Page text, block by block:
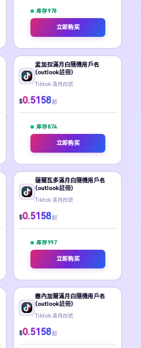
库存 978
立即购买
孟加拉滿月白隨機用戶名
(outlook註冊)
Tiktok 滿月白號
$0.5158 起
库存 874
立即购买
薩爾瓦多滿月白隨機用戶名
(outlook註冊)
Tiktok 滿月白號
$0.5158 起
库存 997
立即购买
塞內加爾滿月白隨機用戶名
(outlook註冊)
Tiktok 滿月白號
$0.5158 起